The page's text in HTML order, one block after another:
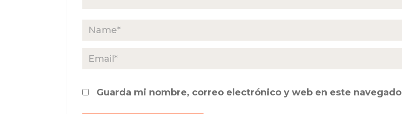
Guarda mi nombre, correo electrónico y web en este